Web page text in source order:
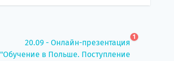
20.09 - Онлайн-презентация
"Обучение в Польше. Поступление
1